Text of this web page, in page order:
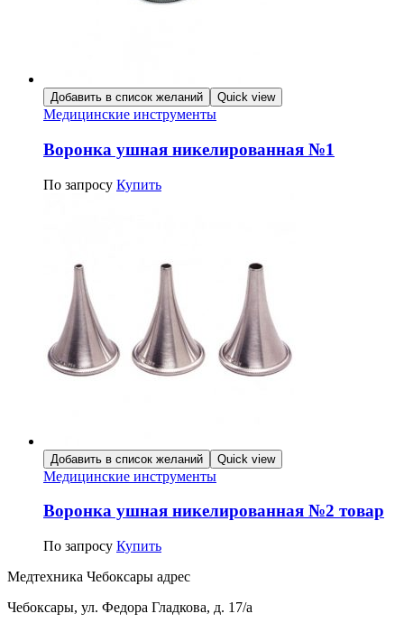
Добавить в список желаний Quick view
Медицинские инструменты
Воронка ушная никелированная №1
По запросу Купить
Добавить в список желаний Quick view
Медицинские инструменты
Воронка ушная никелированная №2 товар
По запросу Купить
Медтехника Чебоксары адрес
Чебоксары, ул. Федора Гладкова, д. 17/а